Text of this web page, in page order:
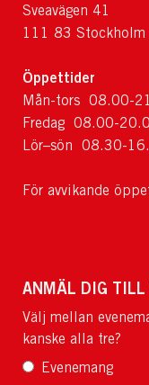
Sveavägen 41
111 83 Stockholm
Öppettider
Mån-tors 08.00-
Fredag 08.00-
Lör–sön 08.30-
För avvikande
ANMÄL DIG TILL
Välj mellan
kanske alla tre?
Evenemang